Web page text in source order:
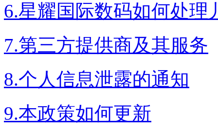
6.星耀国际数码如何处理
7.第三方提供商及其服务
8.个人信息泄露的通知
9.本政策如何更新